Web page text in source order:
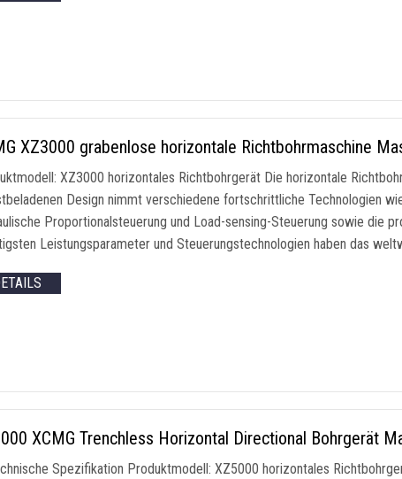
XZ3000 grabenlose horizontale Richtbohrmaschine
XZ3000 horizontales Richtbohrgerät Die horizontale
Design nimmt verschiedene fortschrittliche Technologien
Proportionalsteuerung und Load-sensing-Steuerung sowie die
Leistungsparameter und Steuerungstechnologien haben das
XCMG Trenchless Horizontal Directional Bohrgerät
Spezifikation Produktmodell: XZ5000 horizontales